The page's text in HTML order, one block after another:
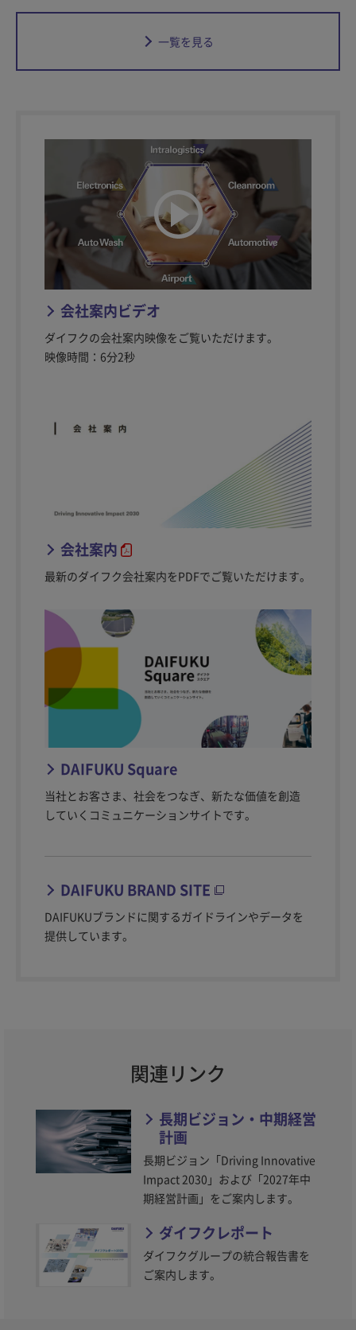
一覧を見る
会社案内ビデオ
ダイフクの会社案内映像をご覧いただけます。
映像時間：6分2秒
会社案内
最新のダイフク会社案内をPDFでご覧いただけます。
DAIFUKU Square
当社とお客さま、社会をつなぎ、新たな価値を創造
していくコミュニケーションサイトです。
DAIFUKU BRAND SITE
DAIFUKUブランドに関するガイドラインやデータを
提供しています。
関連リンク
長期ビジョン・中期経営
計画
長期ビジョン「Driving Innovative
Impact 2030」および「2027年中
期経営計画」をご案内します。
ダイフクレポート
ダイフクグループの統合報告書を
ご案内します。